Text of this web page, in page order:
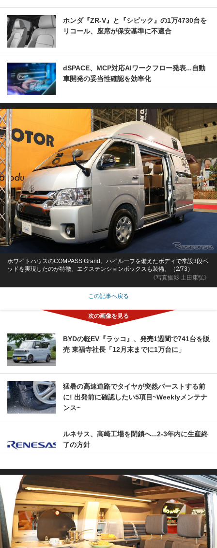
ホンダ『ZR-V』と『シビック』の1万4730台を
リコール、座席が保安基準に不適合
dSPACE、MCP対応AIワークフロー発表...自動
車開発の妥当性確認を効率化
《写真撮影 土田康弘》
ホワイトハウスのCOMPASS Grand。ハイルーフを備えたボディで常設3段ベ
ッドを実現したのが特徴。エクステンションボックスも装備。（2/73）
この記事へ戻る
BYDの軽EV『ラッコ』、発売1週間で741台を販
売 東福寺社長「12月末までに1万台に」
猛暑の高速道路でタイヤが突然バーストする前
に! 出発前に確認したい5項目~Weeklyメンテナ
ンス~
ルネサス、高崎工場を閉鎖へ...2‐3年内に生産終
了の方針